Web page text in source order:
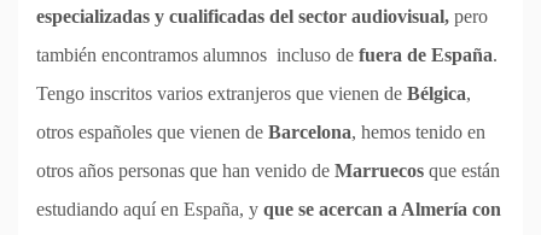
especializadas y cualificadas del sector audiovisual, pero
también encontramos alumnos incluso de fuera de España.
Tengo inscritos varios extranjeros que vienen de Bélgica,
otros españoles que vienen de Barcelona, hemos tenido en
otros años personas que han venido de Marruecos que están
estudiando aquí en España, y que se acercan a Almería con